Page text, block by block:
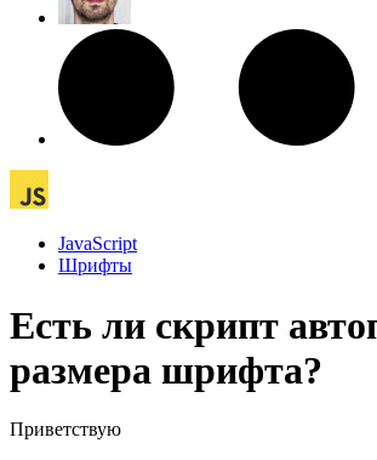
JavaScript
Шрифты
Есть ли скрипт
размера шрифта?
Приветствую